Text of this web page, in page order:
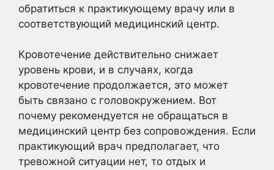
обратиться к практикующему врачу или в
соответствующий медицинский центр.
Кровотечение действительно снижает
уровень крови, и в случаях, когда
кровотечение продолжается, это может
быть связано с головокружением. Вот
почему рекомендуется не обращаться в
медицинский центр без сопровождения. Если
практикующий врач предполагает, что
тревожной ситуации нет, то отдых и